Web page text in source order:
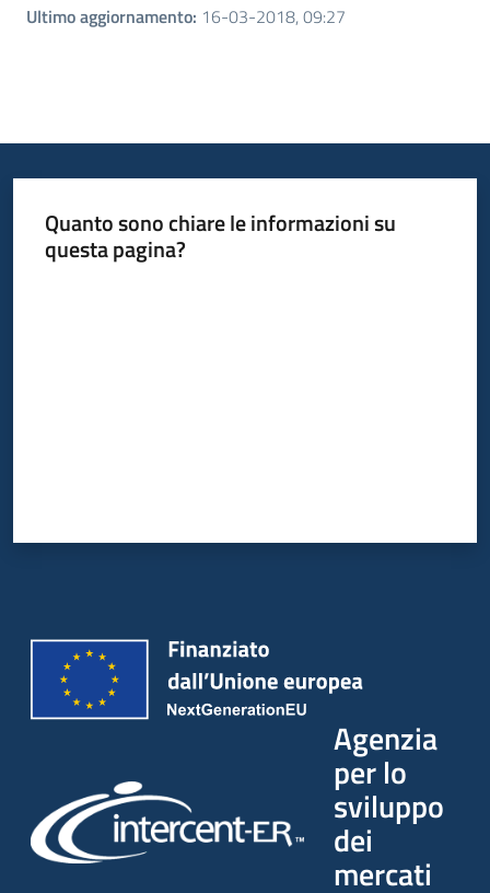
Ultimo aggiornamento: 16-03-2018, 09:27
Quanto sono chiare le informazioni su
questa pagina?
Agenzia
per lo
sviluppo
dei
mercati